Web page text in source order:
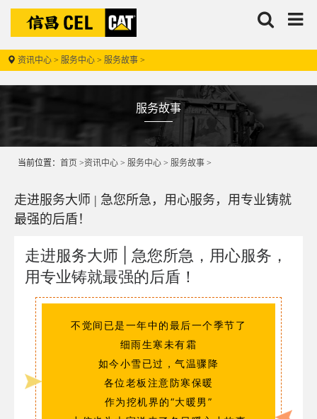
信
搜
资讯中心 > 服务中心 > 服务故事 >
服务故事
-
当前位置： 首页 >资讯中心 > 服务中心 > 服务故事 >
走进服务大师 | 急您所急，用心服务，用专业铸就
最强的后盾！